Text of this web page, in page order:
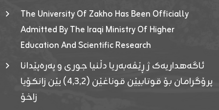
The University Of Zakho Has Been Officially
Admitted By The Iraqi Ministry Of Higher
Education And Scientific Research
ئاگەهداریەک ژ ڕێڤەبەریا دڵنیا جوری و پەرەپێدانا
پرۆگرامان بۆ قوتابیێن قوناغێن (٤٫٣٫٢) یێن زانکۆیا
زاخۆ